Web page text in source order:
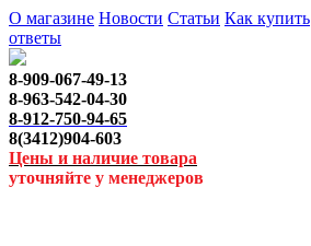
О магазине Новости Статьи Как купить
ответы
8-909-067-49-13
8-963-542-04-30
8-912-750-94-65
8(3412)904-603
Цены и наличие товара
уточняйте у менеджеров